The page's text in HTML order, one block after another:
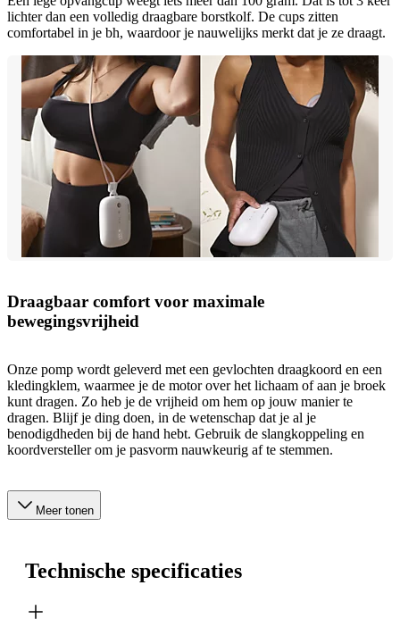
lichter dan een volledig draagbare borstkolf. De cups zitten
comfortabel in je bh, waardoor je nauwelijks merkt dat je ze draagt.
Draagbaar comfort voor maximale
bewegingsvrijheid
Onze pomp wordt geleverd met een gevlochten draagkoord en een
kledingklem, waarmee je de motor over het lichaam of aan je broek
kunt dragen. Zo heb je de vrijheid om hem op jouw manier te
dragen. Blijf je ding doen, in de wetenschap dat je al je
benodigdheden bij de hand hebt. Gebruik de slangkoppeling en
koordversteller om je pasvorm nauwkeurig af te stemmen.
Meer tonen
Technische specificaties